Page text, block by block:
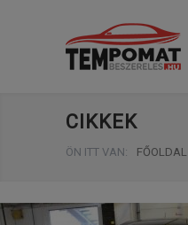
CIKKEK
ÖN ITT VAN: FŐOLDAL